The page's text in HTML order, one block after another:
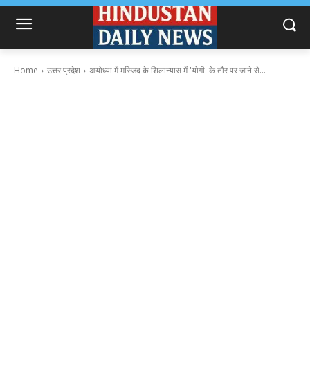
Home उत्तर प्रदेश अयोध्या में मस्जिद के शिलान्यास में 'योगी' के तौर पर जाने से...